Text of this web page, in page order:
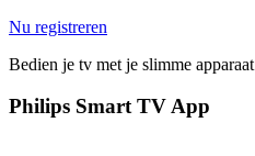
Nu registreren
Bedien je tv met je slimme apparaat
Philips Smart TV App